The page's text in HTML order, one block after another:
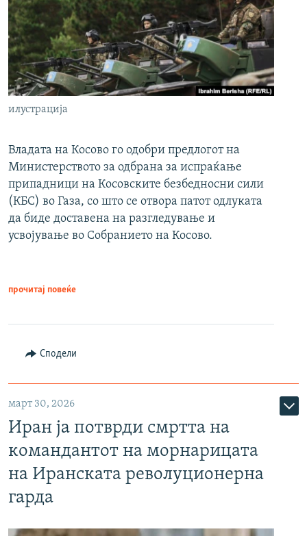
илустрација
Владата на Косово го одобри предлогот на
Министерството за одбрана за испраќање
припадници на Косовските безбедносни сили
(КБС) во Газа, со што се отвора патот одлуката
да биде доставена на разгледување и
усвојување во Собранието на Косово.
прочитај повеќе
Сподели
март 30, 2026
Иран ја потврди смртта на
командантот на морнарицата
на Иранската револуционерна
гарда